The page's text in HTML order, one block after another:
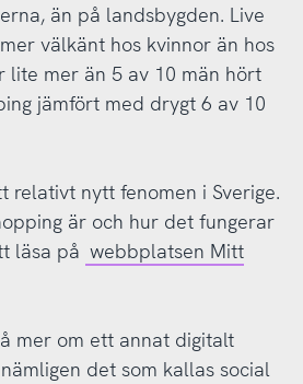
än på landsbygden. Live
välkänt hos kvinnor än hos
lite mer än 5 av 10 män hört
jämfört med drygt 6 av 10
relativt nytt fenomen i Sverige.
är och hur det fungerar
läsa på webbplatsen Mitt
mer om ett annat digitalt
det som kallas social